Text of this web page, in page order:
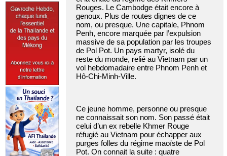
Rouges. Le Cambodge était encore à
genoux. Plus de routes dignes de ce
nom, ou presque. Une capitale, Phnom
Penh, encore marquée par l’expulsion
massive de sa population par les troupes
de Pol Pot. Un pays martyr, isolé du
reste du monde, relié au Vietnam par un
vol hebdomadaire entre Phnom Penh et
Hô-Chi-Minh-Ville.
Ce jeune homme, personne ou presque
ne connaissait son nom. Son passé était
celui d’un ex rebelle Khmer Rouge
réfugié au Vietnam pour échapper aux
purges folles du régime maoïste de Pol
Pot. On connait la suite : quatre